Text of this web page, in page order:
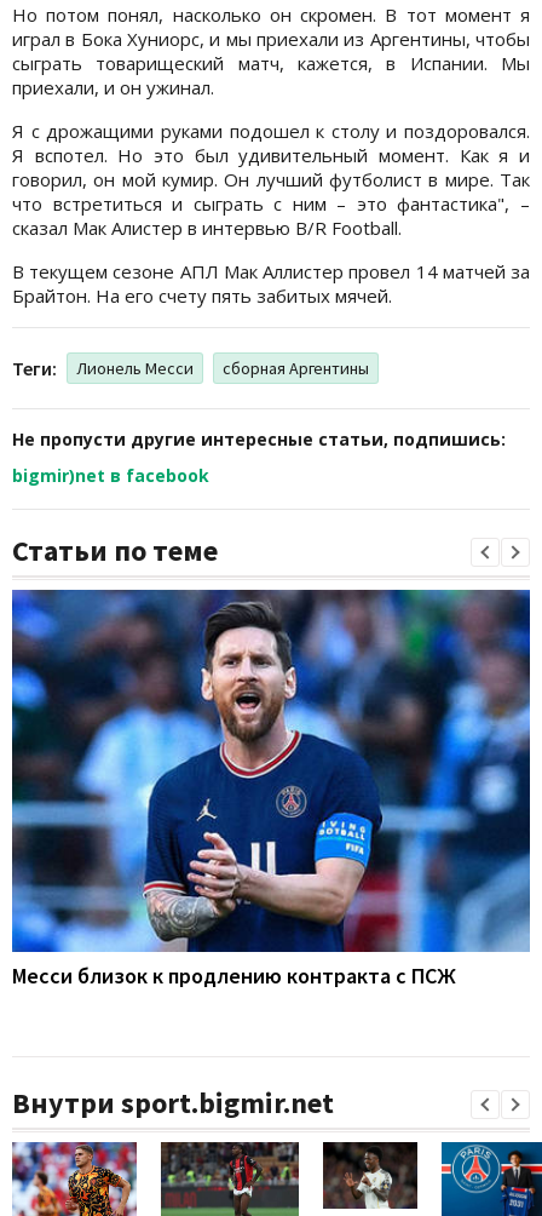
Но потом понял, насколько он скромен. В тот момент я
играл в Бока Хуниорс, и мы приехали из Аргентины, чтобы
сыграть товарищеский матч, кажется, в Испании. Мы
приехали, и он ужинал.
Я с дрожащими руками подошел к столу и поздоровался.
Я вспотел. Но это был удивительный момент. Как я и
говорил, он мой кумир. Он лучший футболист в мире. Так
что встретиться и сыграть с ним – это фантастика", –
сказал Мак Алистер в интервью B/R Football.
В текущем сезоне АПЛ Мак Аллистер провел 14 матчей за
Брайтон. На его счету пять забитых мячей.
Теги: Лионель Месси сборная Аргентины
Не пропусти другие интересные статьи, подпишись:
bigmir)net в facebook
Статьи по теме
Месси близок к продлению контракта с ПСЖ
Внутри sport.bigmir.net